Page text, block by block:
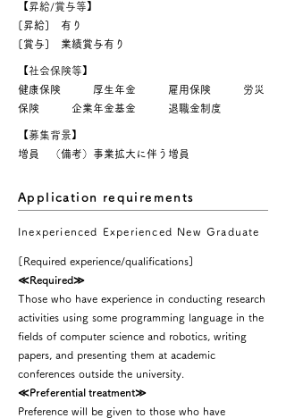
【昇給/賞与等】
[昇給] 有り
[賞与] 業績賞与有り
【社会保険等】
健康保険 厚生年金 雇用保険 労災
保険 企業年金基金 退職金制度
【募集背景】
増員 （備考）事業拡大に伴う増員
Application requirements
Inexperienced Experienced New Graduate
[Required experience/qualifications]
≪Required≫
Those who have experience in conducting research
activities using some programming language in the
fields of computer science and robotics, writing
papers, and presenting them at academic
conferences outside the university.
≪Preferential treatment≫
Preference will be given to those who have